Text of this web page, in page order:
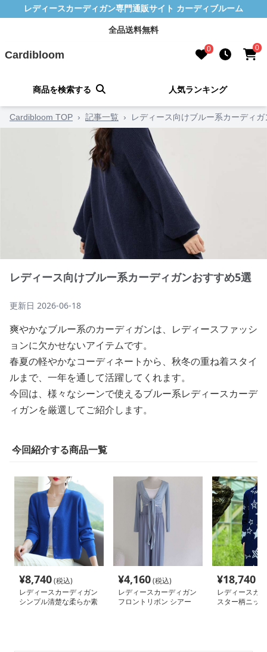
レディースカーディガン専門通販サイト カーディブルーム
全品送料無料
Cardibloom 0 0
商品を検索する 人気ランキング
Cardibloom TOP › 記事一覧 › レディース向けブルー系カーディ
レディース向けブルー系カーディガンおすすめ5選
更新日 2026-06-18
爽やかなブルー系のカーディガンは、レディースファッシ
ョンに欠かせないアイテムです。
春夏の軽やかなコーディネートから、秋冬の重ね着スタイ
ルまで、一年を通して活躍してくれます。
今回は、様々なシーンで使えるブルー系レディースカーデ
ィガンを厳選してご紹介します。
今回紹介する商品一覧
¥8,740(税込)
レディースカーディガン
シンプル清楚な柔らか素
¥4,160(税込)
レディースカーディガン
フロントリボン シアー
¥18,740
レディースカ
スター柄ニッ